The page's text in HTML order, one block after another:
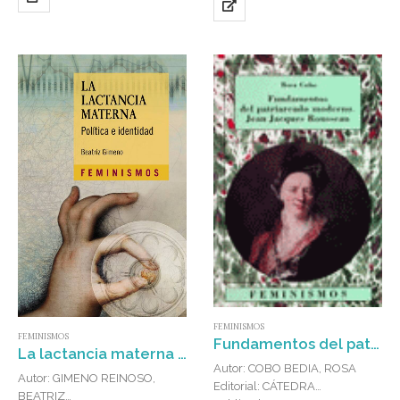
FEMINISMOS
La lactancia materna : Política e identidad
Autor: GIMENO REINOSO,
BEATRIZ
FEMINISMOS
Fundamentos del patriarcado moderno. Jean Jacques Rousseau
Autor: COBO BEDIA, ROSA
Editorial: CÁTEDRA